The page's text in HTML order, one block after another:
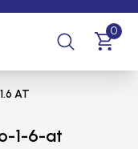
0
AT
1-6-at